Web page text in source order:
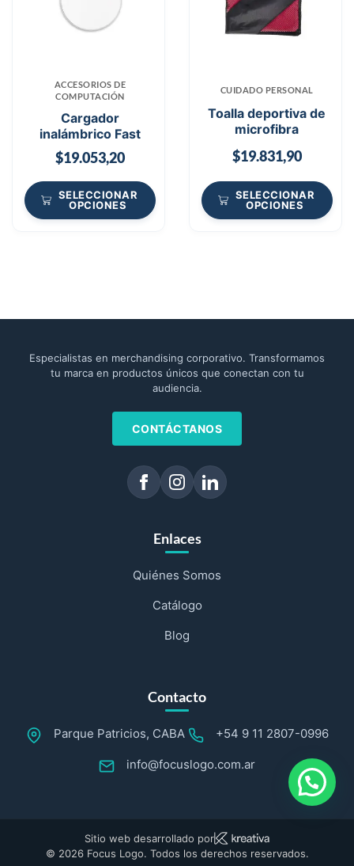
ACCESORIOS DE
COMPUTACIÓN
Cargador
inalámbrico Fast
$19.053,20
SELECCIONAR
OPCIONES
CUIDADO PERSONAL
Toalla deportiva de
microfibra
$19.831,90
SELECCIONAR
OPCIONES
Especialistas en merchandising corporativo. Transformamos
tu marca en productos únicos que conectan con tu
audiencia.
CONTÁCTANOS
Enlaces
Quiénes Somos
Catálogo
Blog
Contacto
Parque Patricios, CABA +54 9 11 2807-0996
info@focuslogo.com.ar
© 2026 Focus Logo. Todos los derechos reservados.
Sitio web desarrollado por